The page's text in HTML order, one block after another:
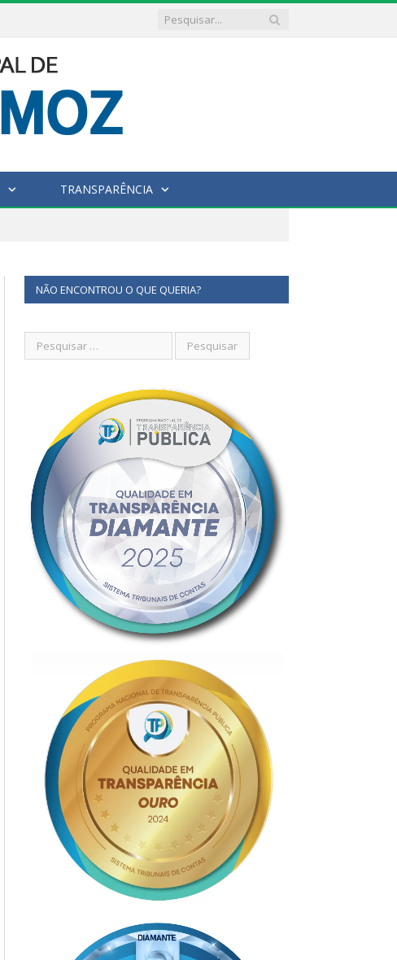
TRANSPARÊNCIA
NÃO ENCONTROU O QUE QUERIA?